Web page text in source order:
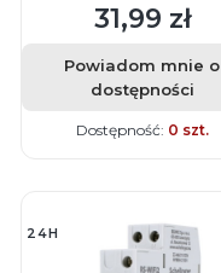
Cena
31,99 zł
Powiadom mnie o
dostępności
Dostępność: 0 szt.
24H